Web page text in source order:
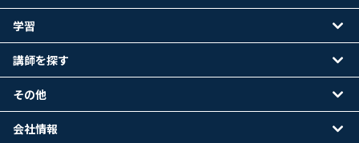
学習
講師を探す
その他
会社情報